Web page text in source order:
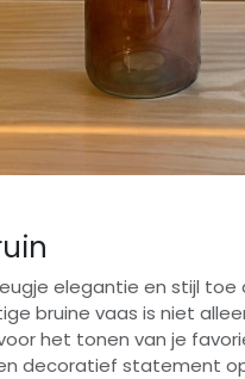
elegantie en stijl toe
bruine vaas is niet
het tonen van je
decoratief statement